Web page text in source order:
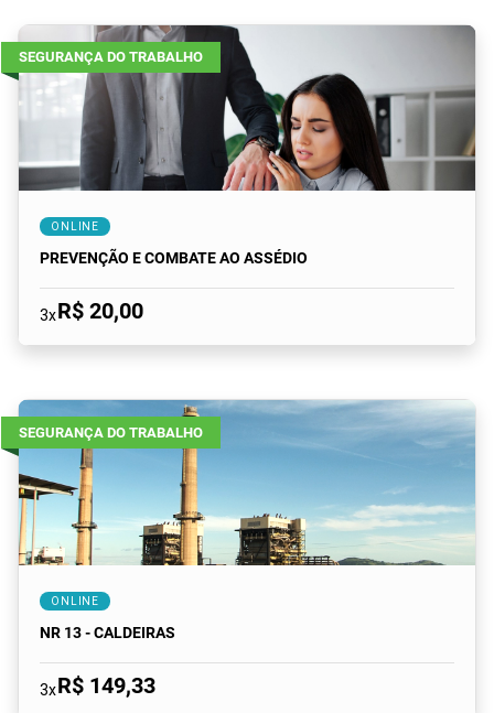
SEGURANÇA DO TRABALHO
ONLINE
PREVENÇÃO E COMBATE AO ASSÉDIO
3xR$ 20,00
SEGURANÇA DO TRABALHO
ONLINE
NR 13 - CALDEIRAS
3xR$ 149,33